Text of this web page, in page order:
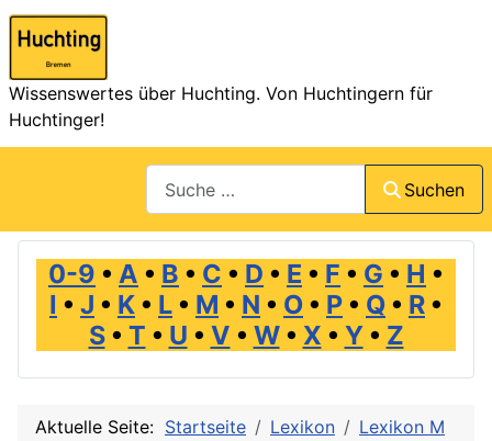
Wissenswertes über Huchting. Von Huchtingern für
Huchtinger!
Suchen
0-9 • A • B • C • D • E • F • G • H •
I • J • K • L • M • N • O • P • Q • R •
S• T • U • V • W• X • Y• Z
Aktuelle Seite: Startseite Lexikon
Lexikon M